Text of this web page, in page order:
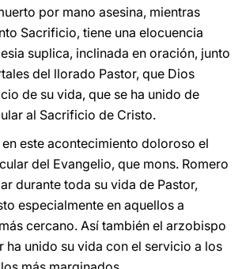
por mano asesina, mientras
Sacrificio, tiene una elocuencia
suplica, inclinada en oración, junto
del llorado Pastor, que Dios
de su vida, que se ha unido de
al Sacrificio de Cristo.
este acontecimiento doloroso el
del Evangelio, que mons. Romero
durante toda su vida de Pastor,
especialmente en aquellos a
cercano. Así también el arzobispo
ha unido su vida con el servicio a los